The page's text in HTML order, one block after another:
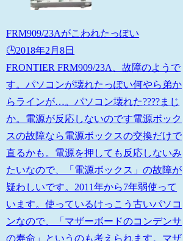
FRM909/23Aがこわれたっぽい
🕒️2018年2月8日
FRONTIER FRM909/23A、故障のようで
す。パソコンが壊れたっぽい何やら弟か
らラインが…。パソコン壊れた????まじ
か。電源が反応しないのです電源ボック
スの故障なら電源ボックスの交換だけで
直るかも。電源を押しても反応しないみ
たいなので、「電源ボックス」の故障が
疑わしいです。2011年から7年弱使って
います。使っているけっこう古いパソコ
ンなので、「マザーボードのコンデンサ
の寿命」というのも考えられます。マザ